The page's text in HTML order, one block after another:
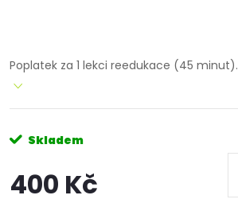
Poplatek za 1 lekci reedukace (45 minut).
Skladem
400 Kč